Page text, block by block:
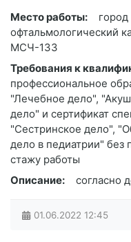
Место работы:
офтальмологический
МСЧ-133
Требования к
профессиональное
"Лечебное дело",
дело" и сертификат
"Сестринское дело",
дело в педиатрии" без
стажу работы
Описание:
согласно
01.06.2022 12:45